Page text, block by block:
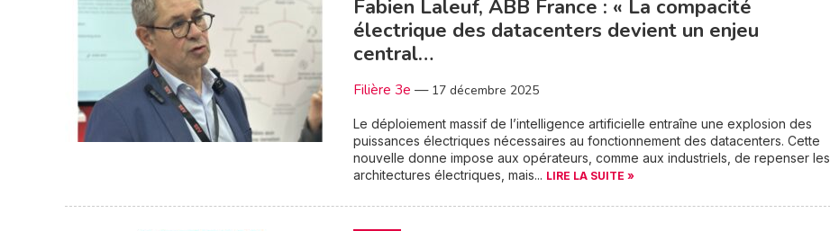
Fabien Laleuf, ABB France : « La compacité
électrique des datacenters devient un enjeu
central…
Filière 3e — 17 décembre 2025
Le déploiement massif de l’intelligence artificielle entraîne une explosion des
puissances électriques nécessaires au fonctionnement des datacenters. Cette
nouvelle donne impose aux opérateurs, comme aux industriels, de repenser les
architectures électriques, mais... LIRE LA SUITE »